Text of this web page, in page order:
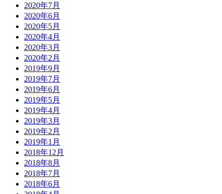
2020年7月
2020年6月
2020年5月
2020年4月
2020年3月
2020年2月
2019年9月
2019年7月
2019年6月
2019年5月
2019年4月
2019年3月
2019年2月
2019年1月
2018年12月
2018年8月
2018年7月
2018年6月